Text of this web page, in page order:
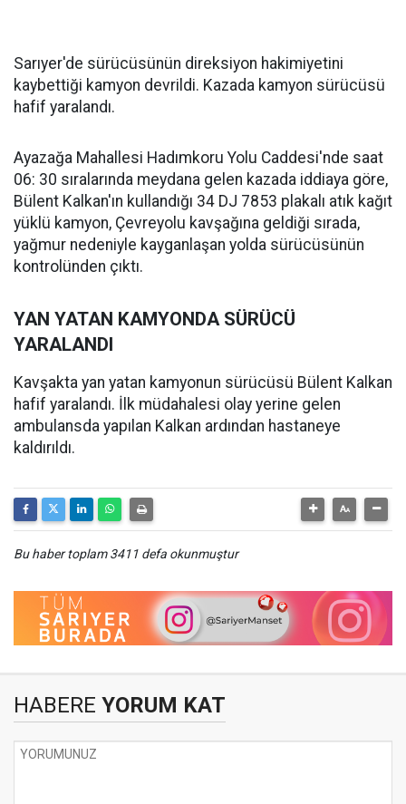
Sarıyer'de sürücüsünün direksiyon hakimiyetini
kaybettiği kamyon devrildi. Kazada kamyon sürücüsü
hafif yaralandı.
Ayazağa Mahallesi Hadımkoru Yolu Caddesi'nde saat
06: 30 sıralarında meydana gelen kazada iddiaya göre,
Bülent Kalkan'ın kullandığı 34 DJ 7853 plakalı atık kağıt
yüklü kamyon, Çevreyolu kavşağına geldiği sırada,
yağmur nedeniyle kayganlaşan yolda sürücüsünün
kontrolünden çıktı.
YAN YATAN KAMYONDA SÜRÜCÜ
YARALANDI
Kavşakta yan yatan kamyonun sürücüsü Bülent Kalkan
hafif yaralandı. İlk müdahalesi olay yerine gelen
ambulansda yapılan Kalkan ardından hastaneye
kaldırıldı.
Bu haber toplam 3411 defa okunmuştur
HABERE YORUM KAT